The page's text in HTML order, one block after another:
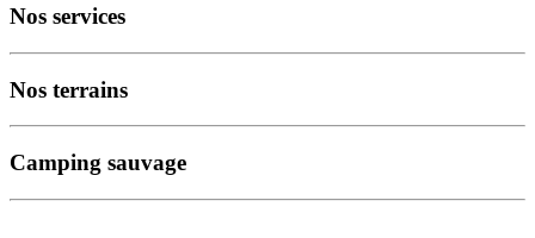
Nos services
Nos terrains
Camping sauvage